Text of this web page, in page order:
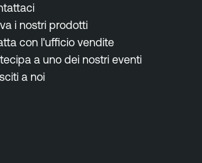
i nostri prodotti
con l'ufficio vendite
a uno dei nostri eventi
a noi